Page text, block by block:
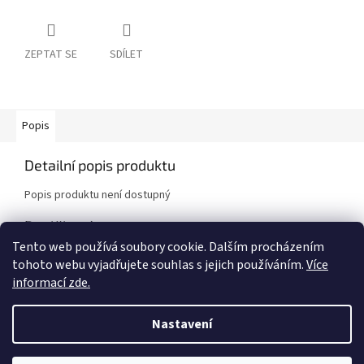
Tento web používá soubory cookie. Dalším procházením
tohoto webu vyjadřujete souhlas s jejich používáním.Více
informací zde.
Nastavení
ZEPTAT SE SDÍLET
Popis
Detailní popis produktu
Popis produktu není dostupný
Doplňkové parametry
Kategorie:
Karoserie
Značka vozidla:
Mazda